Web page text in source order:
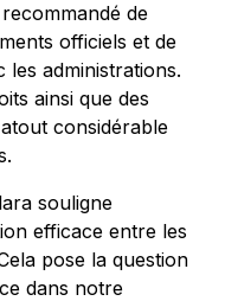
de
officiels et de
les administrations.
ainsi que des
considérable
souligne
efficace entre les
pose la question
dans notre